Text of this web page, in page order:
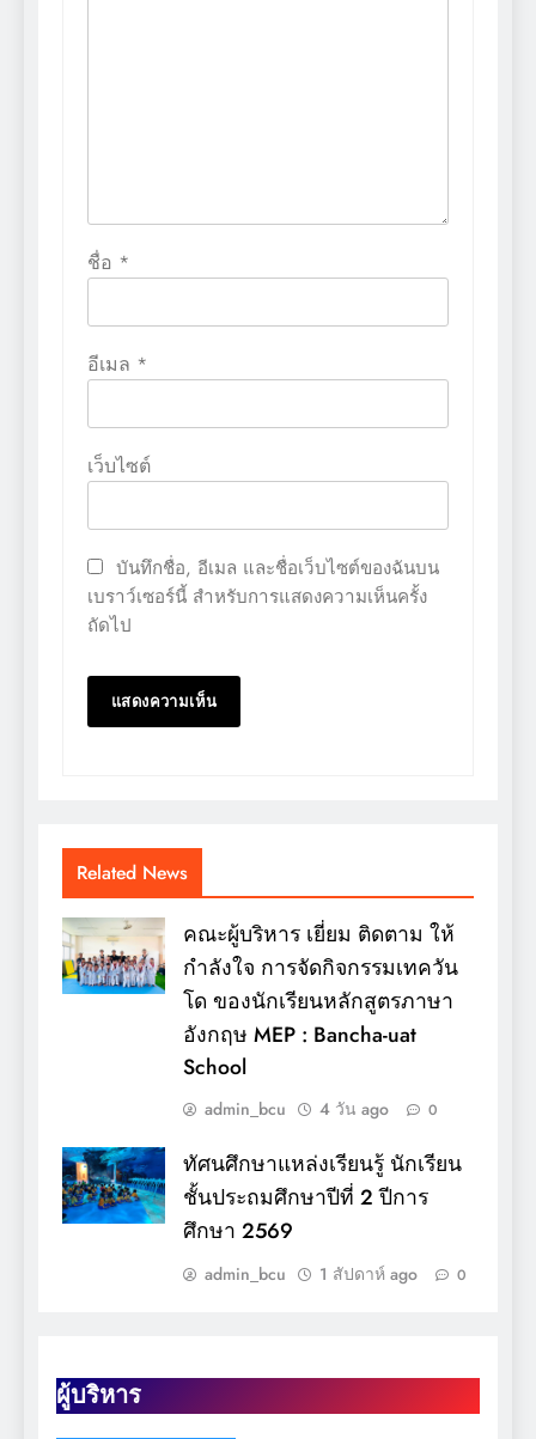
ผู้บริหาร
ชื่อ *
อีเมล *
เว็บไซต์
บันทึกชื่อ, อีเมล และชื่อเว็บไซต์ของฉันบน
เบราว์เซอร์นี้ สำหรับการแสดงความเห็นครั้ง
ถัดไป
Related News
คณะผู้บริหาร เยี่ยม ติดตาม ให้
กำลังใจ การจัดกิจกรรมเทควัน
โด ของนักเรียนหลักสูตรภาษา
อังกฤษ MEP : Bancha-uat
School
admin_bcu 4 วัน ago 0
ทัศนศึกษาแหล่งเรียนรู้ นักเรียน
ชั้นประถมศึกษาปีที่ 2 ปีการ
ศึกษา 2569
admin_bcu 1 สัปดาห์ ago 0